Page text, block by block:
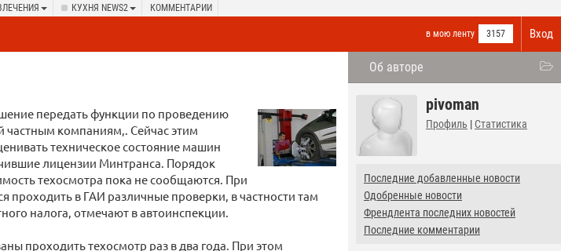
КУХНЯ NEWS2 КОММЕНТАРИИ
Вход
в мою ленту 3157
Об авторе
pivoman
Профиль | Статистика
Последние добавленные новости
Одобренные новости
Френдлента последних новостей
Последние комментарии
передать функции по проведению
частным компаниям,. Сейчас этим
техническое состояние машин
лицензии Минтранса. Порядок
техосмотра пока не сообщаются. При
проходить в ГАИ различные проверки, в частности там
налога, отмечают в автоинспекции.
проходить техосмотр раз в два года. При этом